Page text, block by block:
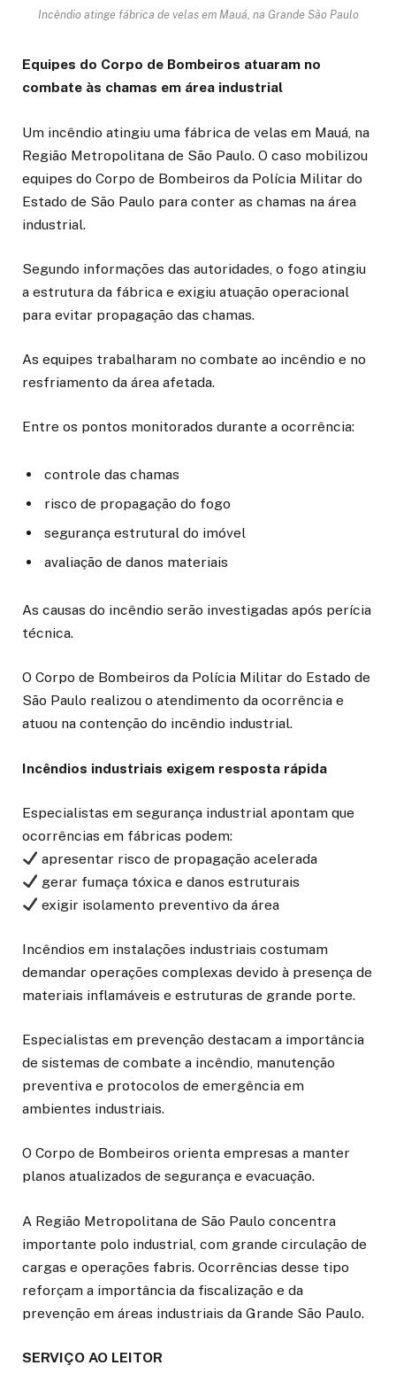
Incêndio atinge fábrica de velas em Mauá, na Grande São Paulo
Equipes do Corpo de Bombeiros atuaram no
combate às chamas em área industrial
Um incêndio atingiu uma fábrica de velas em Mauá, na
Região Metropolitana de São Paulo. O caso mobilizou
equipes do Corpo de Bombeiros da Polícia Militar do
Estado de São Paulo para conter as chamas na área
industrial.
Segundo informações das autoridades, o fogo atingiu
a estrutura da fábrica e exigiu atuação operacional
para evitar propagação das chamas.
As equipes trabalharam no combate ao incêndio e no
resfriamento da área afetada.
Entre os pontos monitorados durante a ocorrência:
controle das chamas
risco de propagação do fogo
segurança estrutural do imóvel
avaliação de danos materiais
As causas do incêndio serão investigadas após perícia
técnica.
O Corpo de Bombeiros da Polícia Militar do Estado de
São Paulo realizou o atendimento da ocorrência e
atuou na contenção do incêndio industrial.
Incêndios industriais exigem resposta rápida
Especialistas em segurança industrial apontam que
ocorrências em fábricas podem:
apresentar risco de propagação acelerada
gerar fumaça tóxica e danos estruturais
exigir isolamento preventivo da área
Incêndios em instalações industriais costumam
demandar operações complexas devido à presença de
materiais inflamáveis e estruturas de grande porte.
Especialistas em prevenção destacam a importância
de sistemas de combate a incêndio, manutenção
preventiva e protocolos de emergência em
ambientes industriais.
O Corpo de Bombeiros orienta empresas a manter
planos atualizados de segurança e evacuação.
A Região Metropolitana de São Paulo concentra
importante polo industrial, com grande circulação de
cargas e operações fabris. Ocorrências desse tipo
reforçam a importância da fiscalização e da
prevenção em áreas industriais da Grande São Paulo.
SERVIÇO AO LEITOR